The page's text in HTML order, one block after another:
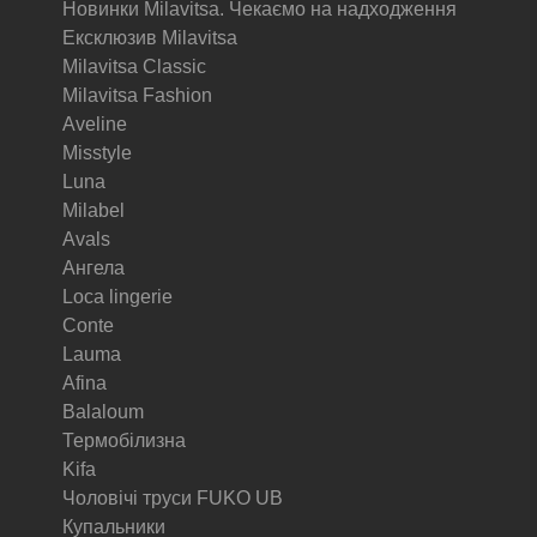
Новинки Milavitsa. Чекаємо на надходження
Ексклюзив Milavitsa
Milavitsa Classic
Milavitsa Fashion
Aveline
Misstyle
Luna
Milabel
Avals
Ангела
Loca lingerie
Conte
Lauma
Afina
Balaloum
Термобілизна
Kifa
Чоловічі труси FUKO UB
Купальники